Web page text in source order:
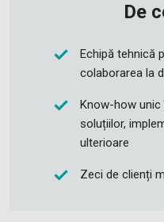
De
Echipă tehnică
colaborarea la
Know-how unic
soluțiilor,
ulterioare
Zeci de clienți